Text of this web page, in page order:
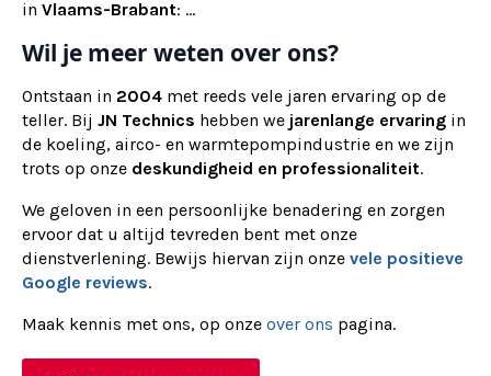
in Vlaams-Brabant: ...
Wil je meer weten over ons?
Ontstaan in 2004 met reeds vele jaren ervaring op de
teller. Bij JN Technics hebben we jarenlange ervaring in
de koeling, airco- en warmtepompindustrie en we zijn
trots op onze deskundigheid en professionaliteit.
We geloven in een persoonlijke benadering en zorgen
ervoor dat u altijd tevreden bent met onze
dienstverlening. Bewijs hiervan zijn onze vele positieve
Google reviews.
Maak kennis met ons, op onze over ons pagina.